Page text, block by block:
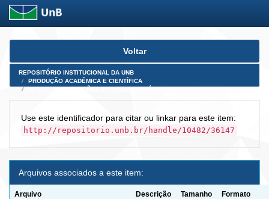
Skip
Voltar
REPOSITÓRIO INSTITUCIONAL DA UNB
PRODUÇÃO ACADÊMICA E CIENTÍFICA
Use este identificador para citar ou linkar para este item:
http://repositorio.unb.br/handle/10482/36147
Arquivos associados a este item:
Arquivo Descrição Tamanho Formato